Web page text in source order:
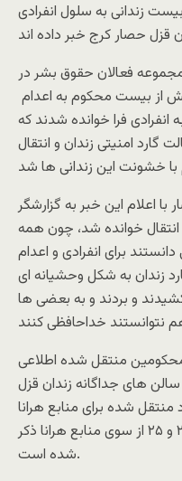
زندانی به سلول انفرادی
مجموعه فعالان حقوق بشر در
شنبه ۱۶ خرداد، بیش از بیست محکوم به اعدام
انفرادی فرا خوانده شدند که
امنیتی زندان و انتقال
با اعلام این خبر به گزارشگر
انتقال خوانده شد، چون همه
برای انفرادی و اعدام
زندان به شکل وحشیانه ای
و بردند و به بعضی ها
منتقل شده اطلاعی
های جداگانه زندان قزل
منتقل شده برای منابع هرانا
ممکن نشده است اگرچه اعداد ۲۰، ۲۲ و ۲۵ از سوی منابع هرانا ذکر
شده است.